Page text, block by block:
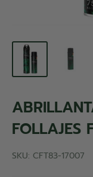
FOLLAJES
SKU: CFT83-17007